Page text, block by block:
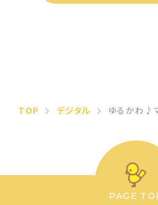
TOP デジタル ゆるかわ♪
PAGE